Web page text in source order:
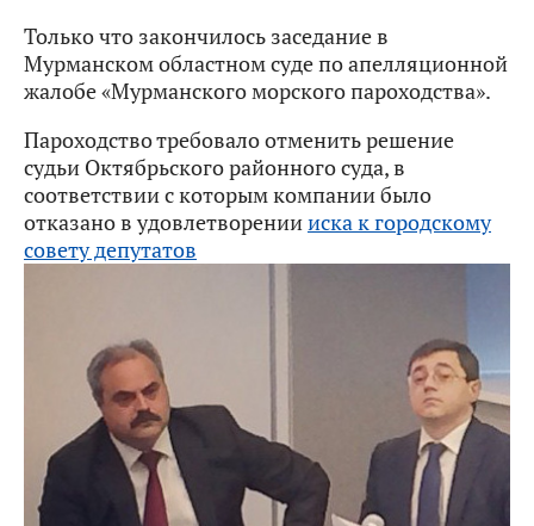
Только что закончилось заседание в
Мурманском областном суде по апелляционной
жалобе «Мурманского морского пароходства».
Пароходство требовало отменить решение
судьи Октябрьского районного суда, в
соответствии с которым компании было
отказано в удовлетворениииска к городскому
совету депутатов